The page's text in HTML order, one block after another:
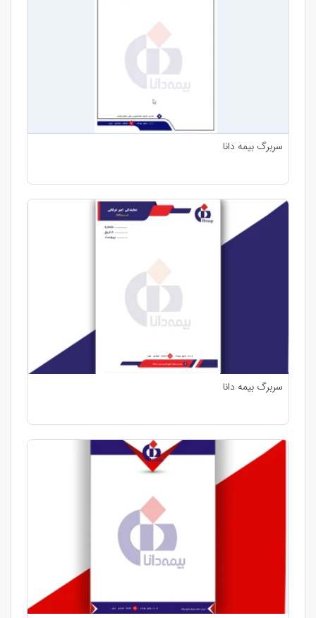
سربرگ بیمه دانا
سربرگ بیمه دانا